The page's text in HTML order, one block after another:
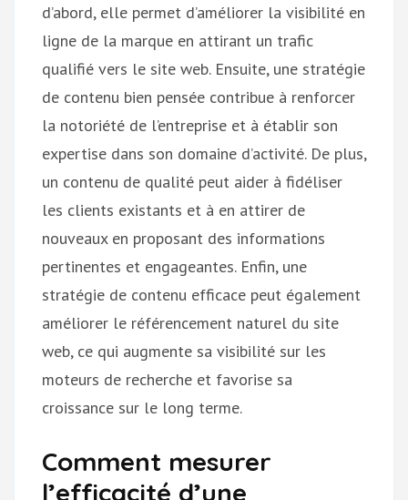
d’abord, elle permet d’améliorer la visibilité en
ligne de la marque en attirant un trafic
qualifié vers le site web. Ensuite, une stratégie
de contenu bien pensée contribue à renforcer
la notoriété de l’entreprise et à établir son
expertise dans son domaine d’activité. De plus,
un contenu de qualité peut aider à fidéliser
les clients existants et à en attirer de
nouveaux en proposant des informations
pertinentes et engageantes. Enfin, une
stratégie de contenu efficace peut également
améliorer le référencement naturel du site
web, ce qui augmente sa visibilité sur les
moteurs de recherche et favorise sa
croissance sur le long terme.
Comment mesurer
l’efficacité d’une